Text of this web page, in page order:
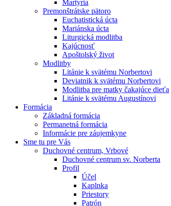
Martyria
Premonštrátske pätoro
Euchatistická úcta
Mariánska úcta
Liturgická modlitba
Kajúcnosť
Apoštolský život
Modlitby
Litánie k svätému Norbertovi
Deviatnik k svätému Norbertovi
Modlitba pre matky čakajúce dieťa
Litánie k svätému Augustínovi
Formácia
Základná formácia
Permanetná formácia
Informácie pre záujemkyne
Sme tu pre Vás
Duchovné centrum, Vrbové
Duchovné centrum sv. Norberta
Profil
Účel
Kaplnka
Priestory
Patrón